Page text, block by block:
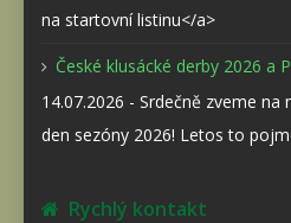
na startovní listinu</a>
České klusácké derby 2026 a
14.07.2026 - Srdečně zveme
den sezóny 2026! Letos to
Rychlý kontakt